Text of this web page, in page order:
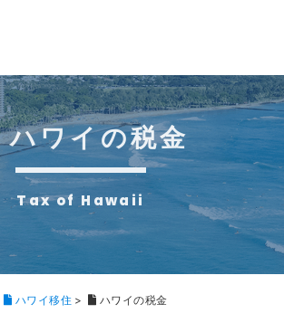
ハワイの税金
Tax of Hawaii
ハワイ移住> ハワイの税金